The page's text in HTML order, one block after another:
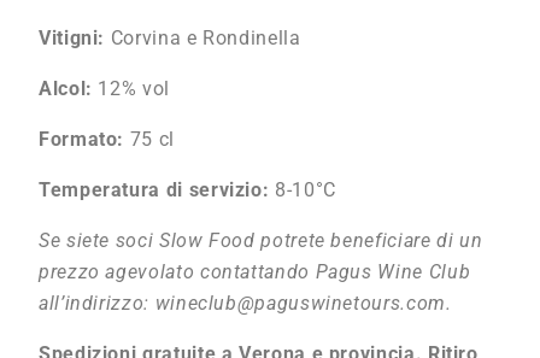
Vitigni: Corvina e Rondinella
Alcol: 12% vol
Formato: 75 cl
Temperatura di servizio: 8-10°C
Se siete soci Slow Food potrete beneficiare di un
prezzo agevolato contattando Pagus Wine Club
all’indirizzo: wineclub@paguswinetours.com.
Spedizioni gratuite a Verona e provincia. Ritiro